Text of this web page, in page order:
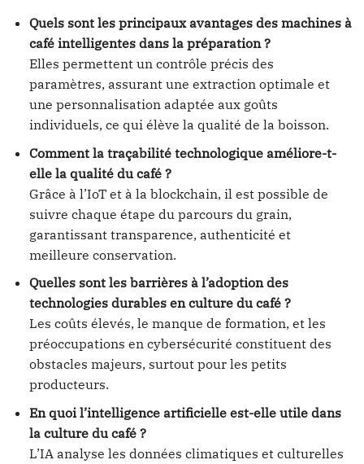
Quels sont les principaux avantages des machines à
café intelligentes dans la préparation ?
Elles permettent un contrôle précis des
paramètres, assurant une extraction optimale et
une personnalisation adaptée aux goûts
individuels, ce qui élève la qualité de la boisson.
Comment la traçabilité technologique améliore-t-
elle la qualité du café ?
Grâce à l’IoT et à la blockchain, il est possible de
suivre chaque étape du parcours du grain,
garantissant transparence, authenticité et
meilleure conservation.
Quelles sont les barrières à l’adoption des
technologies durables en culture du café ?
Les coûts élevés, le manque de formation, et les
préoccupations en cybersécurité constituent des
obstacles majeurs, surtout pour les petits
producteurs.
En quoi l’intelligence artificielle est-elle utile dans
la culture du café ?
L’IA analyse les données climatiques et culturelles